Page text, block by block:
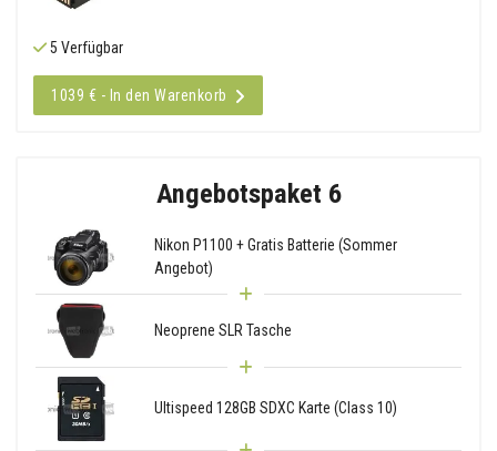
5 Verfügbar
1039 € - In den Warenkorb
Angebotspaket 6
Nikon P1100 + Gratis Batterie (Sommer
Angebot)
Neoprene SLR Tasche
Ultispeed 128GB SDXC Karte (Class 10)